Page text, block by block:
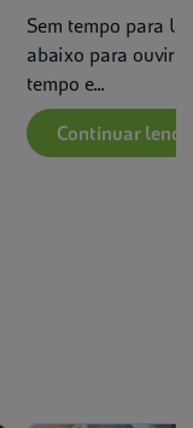
Sem tempo para
abaixo para ouvir
tempo e...
Continuar lendo